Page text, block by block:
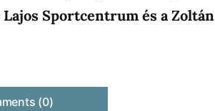
Sportcentrum és a Zoltán
(0)